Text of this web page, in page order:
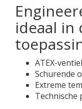
ideaal in
ATEX-
Schurende
Extreme
Technische